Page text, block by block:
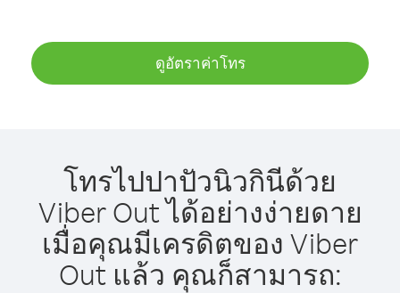
ดูอัตราค่าโทร
โทรไปปาปัวนิวกินีด้วย
Viber Out ได้อย่างง่ายดาย
เมื่อคุณมีเครดิตของ Viber
Out แล้ว คุณก็สามารถ: